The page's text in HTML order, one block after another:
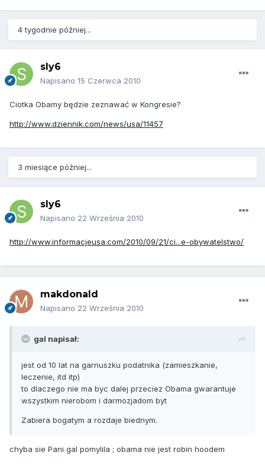
4 tygodnie później...
sly6
Napisano 15 Czerwca 2010
Ciotka Obamy będzie zeznawać w Kongresie?
http://www.dziennik.com/news/usa/11457
3 miesiące później...
sly6
Napisano 22 Września 2010
http://www.informacjeusa.com/2010/09/21/ci...e-obywatelstwo/
makdonald
Napisano 22 Września 2010
gal napisał:
jest od 10 lat na garnuszku podatnika (zamieszkanie,
leczenie, itd itp)
to dlaczego nie ma byc dalej przeciez Obama gwarantuje
wszystkim nierobom i darmozjadom byt
Zabiera bogatym a rozdaje biednym.
chyba sie Pani gal pomylila ; obama nie jest robin hoodem